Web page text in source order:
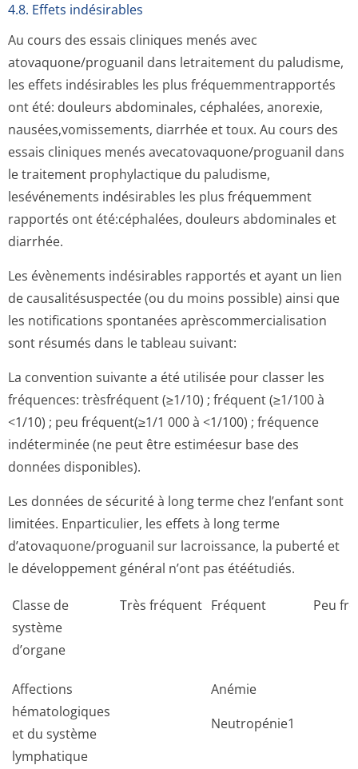
4.8. Effets indésirables
Au cours des essais cliniques menés avec
atovaquone/pro­guanil dans letraitement du paludisme,
les effets indésirables les plus fréquemmentrap­portés
ont été: douleurs abdominales, céphalées, anorexie,
nausées,vomis­sements, diarrhée et toux. Au cours des
essais cliniques menés avecatovaquone/pro­guanil dans
le traitement prophylactique du paludisme,
lesévénements indésirables les plus fréquemment
rapportés ont été:céphalées, douleurs abdominales et
diarrhée.
Les évènements indésirables rapportés et ayant un lien
de causalitésuspectée (ou du moins possible) ainsi que
les notifications spontanées aprèscommerci­alisation
sont résumés dans le tableau suivant:
La convention suivante a été utilisée pour classer les
fréquences: trèsfréquent (≥1/10) ; fréquent (≥1/100 à
<1/10) ; peu fréquent(≥1/1 000 à <1/100) ; fréquence
indéterminée (ne peut être estiméesur base des
données disponibles).
Les données de sécurité à long terme chez l’enfant sont
limitées. Enparticulier, les effets à long terme
d’atovaquone/pro­guanil sur lacroissance, la puberté et
le développement général n’ont pas étéétudiés.
Classe de
système
d’organe
Très fréquent Fréquent Peu
Affections
hématologiques
et du système
lymphatique
Anémie
Neutropénie1